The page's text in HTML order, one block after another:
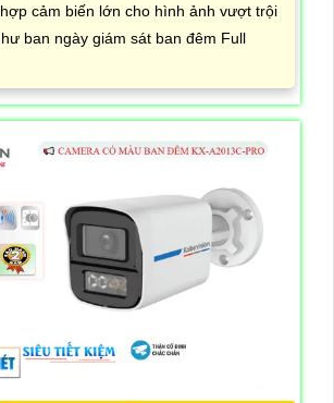
cảm biến lớn cho hình ảnh vượt trội
ban ngày giám sát ban đêm Full